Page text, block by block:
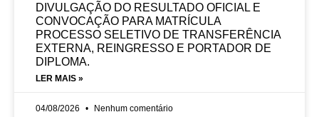
DIVULGAÇÃO DO RESULTADO OFICIAL E
CONVOCAÇÃO PARA MATRÍCULA
PROCESSO SELETIVO DE TRANSFERÊNCIA
EXTERNA, REINGRESSO E PORTADOR DE
DIPLOMA.
LER MAIS »
04/08/2026 Nenhum comentário